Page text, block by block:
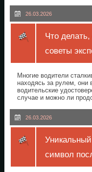
26.03.2026
Что
советы
Многие водители
находясь за рулем, они
водительские
случае и можно ли
26.03.2026
символ